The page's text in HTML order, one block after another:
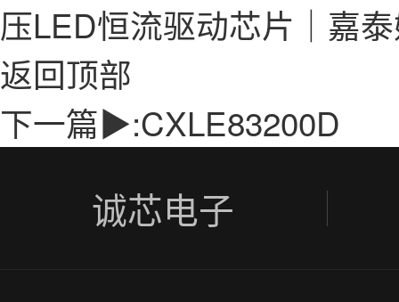
压LED恒流驱动芯片｜嘉
返回顶部
下一篇▶:CXLE83200D
诚芯电子